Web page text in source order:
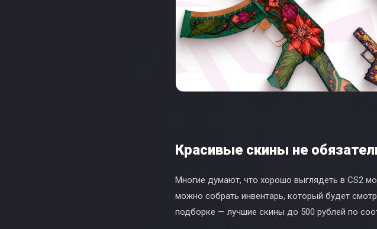
Красивые скины не
Многие думают, что хорошо выглядеть в CS2
можно собрать инвентарь, который будет
подборке — лучшие скины до 500 рублей по